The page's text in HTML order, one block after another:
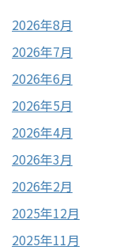
2026年8月
2026年7月
2026年6月
2026年5月
2026年4月
2026年3月
2026年2月
2025年12月
2025年11月